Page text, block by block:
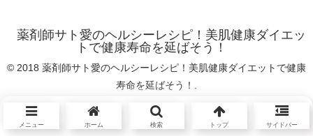
薬剤師サト愛のヘルシーレシピ！美肌健康ダイエッ
トで健康寿命を延ばそう！
© 2018 薬剤師サト愛のヘルシーレシピ！美肌健康ダイエットで健康
寿命を延ばそう！.
メニュー ホーム 検索 トップ サイドバー